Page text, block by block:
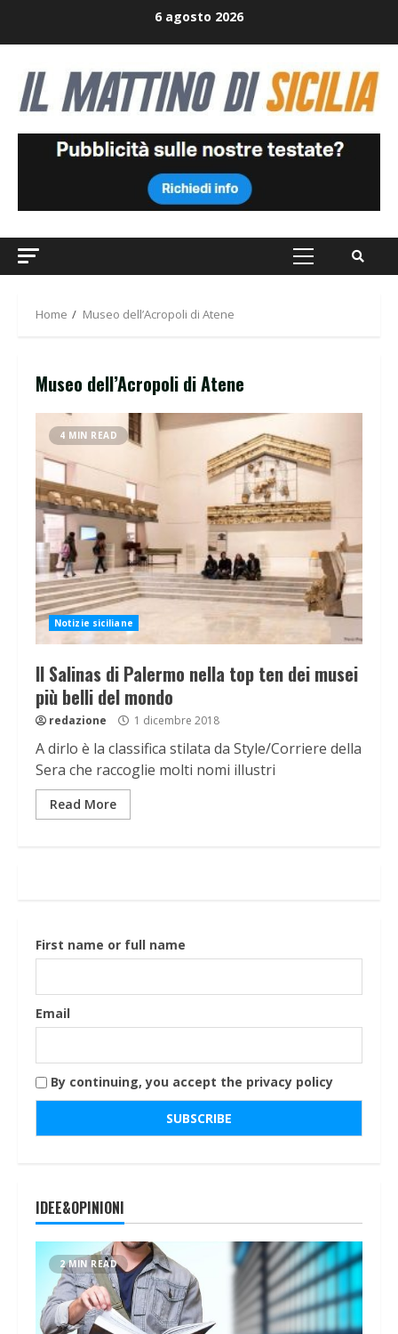
6 agosto 2026
Primary
Home Museo dell’Acropoli di Atene
Museo dell’Acropoli di Atene
4 MIN READ
Notizie siciliane
Il Salinas di Palermo nella top ten dei musei
più belli del mondo
redazione 1 dicembre 2018
A dirlo è la classifica stilata da Style/Corriere della
Sera che raccoglie molti nomi illustri
Read More
First name or full name
Email
By continuing, you accept the privacy policy
IDEE&OPINIONI
2 MIN READ